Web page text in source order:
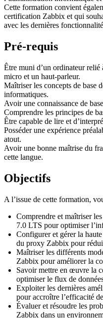
Cette formation convient
certification Zabbix et qui
avec les dernières
Pré-requis
Être muni d’un ordinateur relié
micro et un haut-parleur.
Maîtriser les concepts de base
informatiques.
Avoir une connaissance de
Comprendre les principes de
Être capable de lire et
Posséder une expérience
atout.
Avoir une bonne maîtrise du
cette langue.
Objectifs
A l’issue de cette formation,
Comprendre et maîtriser
7.0 LTS pour optimiser
Configurer et gérer la
du proxy Zabbix pour
Maîtriser les différents
Zabbix pour améliorer la
Savoir mettre en œuvre la
optimiser le flux de
Exploiter les dernières
pour accroître l’efficacité
Évaluer et résoudre les
Zabbix dans un